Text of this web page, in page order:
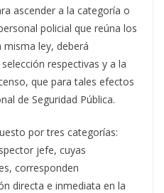
ascender a la categoría o
policial que reúna los
ley, deberá
respectivas y a la
que para tales efectos
de Seguridad Pública.
por tres categorías:
jefe, cuyas
corresponden
directa e inmediata en la